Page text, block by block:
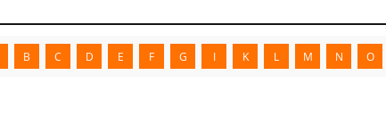
B C D E F G I K L M N O